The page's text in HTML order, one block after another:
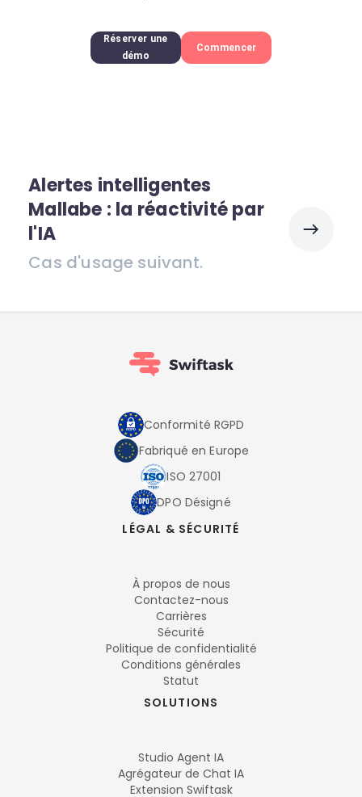
Réserver une
démo
Commencer
Alertes intelligentes
Mallabe : la réactivité par
l'IA
Cas d'usage suivant.
Conformité RGPD
Fabriqué en Europe
ISO 27001
DPO Désigné
LÉGAL & SÉCURITÉ
À propos de nous
Contactez-nous
Carrières
Sécurité
Politique de confidentialité
Conditions générales
Statut
SOLUTIONS
Studio Agent IA
Agrégateur de Chat IA
Extension Swiftask